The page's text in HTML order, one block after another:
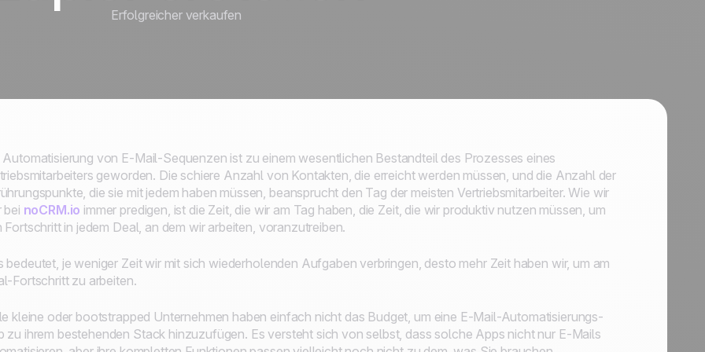
Erfolgreicher verkaufen
Automatisierung von E-Mail-Sequenzen ist zu einem wesentlichen Bestandteil des Prozesses eines
geworden. Die schiere Anzahl von Kontakten, die erreicht werden müssen, und die Anzahl der
die sie mit jedem haben müssen, beansprucht den Tag der meisten Vertriebsmitarbeiter. Wie wir
bei noCRM.io immer predigen, ist die Zeit, die wir am Tag haben, die Zeit, die wir produktiv nutzen müssen, um
Fortschritt in jedem Deal, an dem wir arbeiten, voranzutreiben.
bedeutet, je weniger Zeit wir mit sich wiederholenden Aufgaben verbringen, desto mehr Zeit haben wir, um am
Fortschritt zu arbeiten.
kleine oder bootstrapped Unternehmen haben einfach nicht das Budget, um eine E-Mail-Automatisierungs-
zu ihrem bestehenden Stack hinzuzufügen. Es versteht sich von selbst, dass solche Apps nicht nur E-Mails